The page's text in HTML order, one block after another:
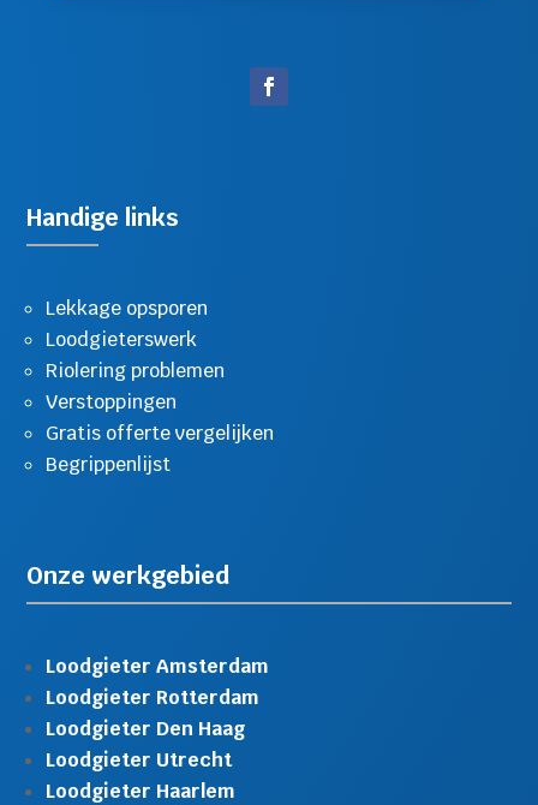
Handige links
Lekkage opsporen
Loodgieterswerk
Riolering problemen
Verstoppingen
Gratis offerte vergelijken
Begrippenlijst
Onze werkgebied
Loodgieter Amsterdam
Loodgieter Rotterdam
Loodgieter Den Haag
Loodgieter Utrecht
Loodgieter Haarlem